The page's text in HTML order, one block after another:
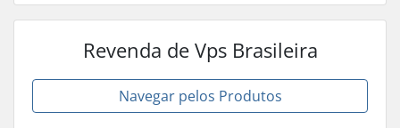
Revenda de Vps Brasileira
Navegar pelos Produtos